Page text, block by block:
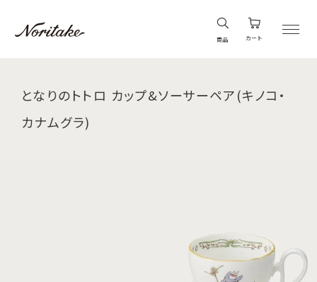
商品 カート
となりのトトロ カップ&ソーサーペア(キノコ・
カナムグラ)